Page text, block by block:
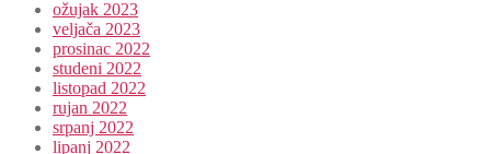
ožujak 2023
veljača 2023
prosinac 2022
studeni 2022
listopad 2022
rujan 2022
srpanj 2022
lipanj 2022